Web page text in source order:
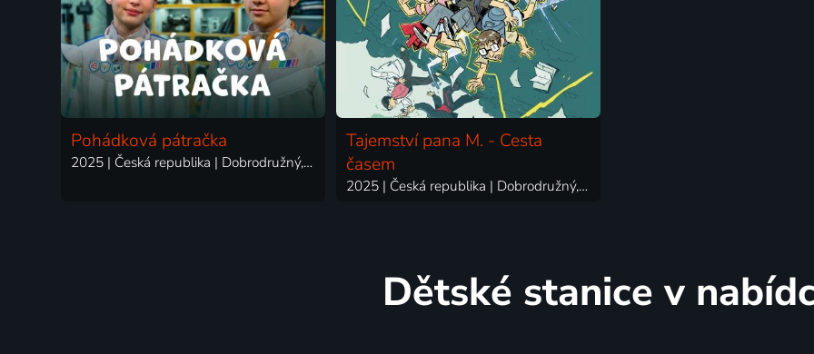
Pohádková pátračka
2025 | Česká republika | Dobrodružný, Rodinný
Tajemství pana M. - Cesta
časem
2025 | Česká republika | Dobrodružný, Rodinný, Science Fiction
Dětské stanice v